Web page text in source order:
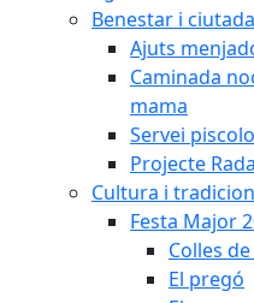
Benestar i
Ajuts
Caminada
mama
Servei
Projecte
Cultura i
Festa Major
Colles
El pregó